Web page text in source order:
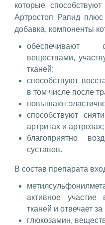
которые
Артростоп Рапид плюс
добавка, компоненты
обеспечивают
веществами,
тканей;
способствуют
в том числе после
повышают
способствуют
артритах и артрозах;
благоприятно
суставов.
В состав препарата
активное
тканей и отвечает
глюкозамин,